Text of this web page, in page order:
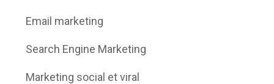
Email marketing
Search Engine Marketing
Marketing social et viral